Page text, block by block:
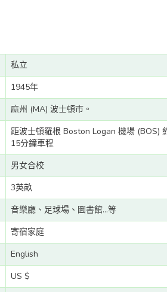
私立
1945年
麻州 (MA) 波士頓市。
距波士頓羅根 Boston Logan 機場 (BOS)
15分鐘車程
男女合校
3英畝
音樂廳、足球場、圖書館...等
寄宿家庭
English
US $